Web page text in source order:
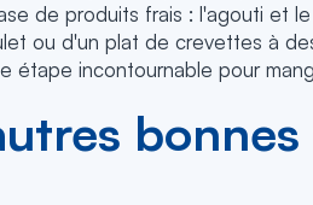
de produits frais : l'agouti et
ou d'un plat de crevettes à
incontournable pour